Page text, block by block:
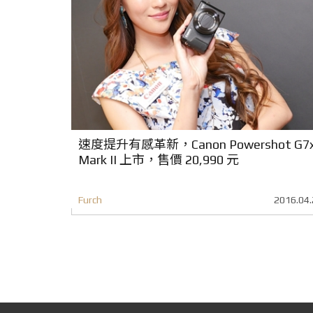
速度提升有感革新，Canon Powershot
Mark II 上市，售價 20,990 元
Furch